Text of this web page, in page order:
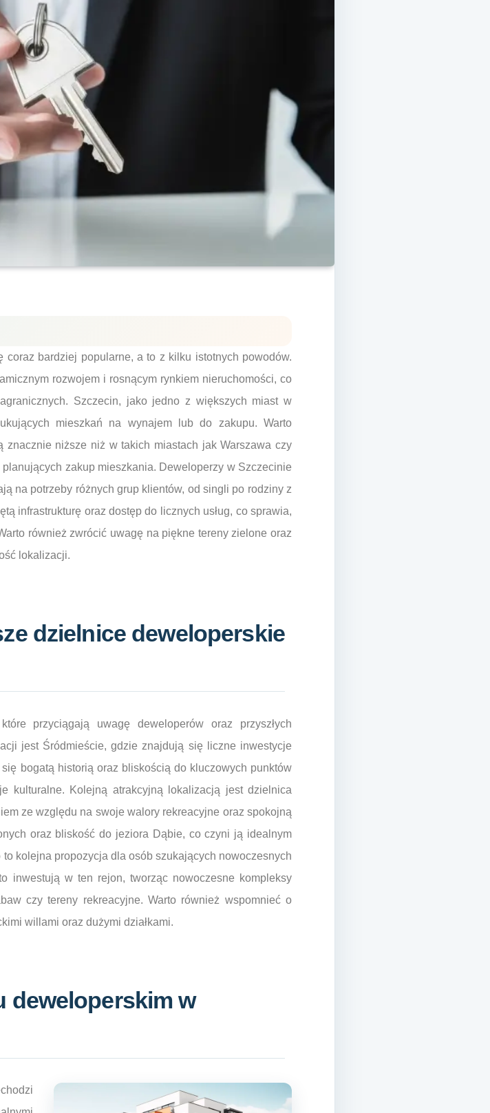
bardziej popularne, a to z kilku istotnych powodów.
rozwojem i rosnącym rynkiem nieruchomości, co
Szczecin, jako jedno z większych miast w
mieszkań na wynajem lub do zakupu. Warto
niższe niż w takich miastach jak Warszawa czy
zakup mieszkania. Deweloperzy w Szczecinie
na potrzeby różnych grup klientów, od singli po rodziny z
infrastrukturę oraz dostęp do licznych usług, co sprawia,
również zwrócić uwagę na piękne tereny zielone oraz
lokalizacji.
dzielnice deweloperskie
przyciągają uwagę deweloperów oraz przyszłych
jest Śródmieście, gdzie znajdują się liczne inwestycje
bogatą historią oraz bliskością do kluczowych punktów
kulturalne. Kolejną atrakcyjną lokalizacją jest dzielnica
ze względu na swoje walory rekreacyjne oraz spokojną
oraz bliskość do jeziora Dąbie, co czyni ją idealnym
kolejna propozycja dla osób szukających nowoczesnych
inwestują w ten rejon, tworząc nowoczesne kompleksy
czy tereny rekreacyjne. Warto również wspomnieć o
willami oraz dużymi działkami.
deweloperskim w